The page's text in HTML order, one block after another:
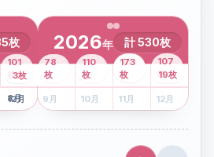
枚
4月
8枚
8月
101
枚
12月
3枚
2026年 計530枚
1月 2月 3月
43
枚
4月
107
枚
5 月
78
枚
6月
110
枚
7月
173
枚
8月
19枚
9 月 10月 11月 12月